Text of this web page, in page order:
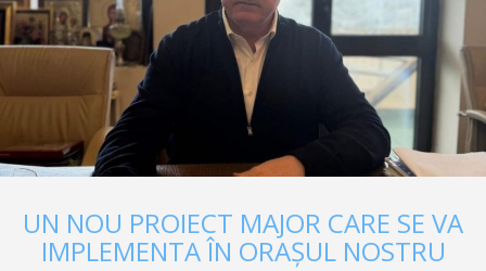
parte dintr-un demers amplu de susținere a dezvoltării locale
în județul Ilfov. La eveniment…
UN NOU PROIECT MAJOR CARE SE VA
IMPLEMENTA ÎN ORAȘUL NOSTRU